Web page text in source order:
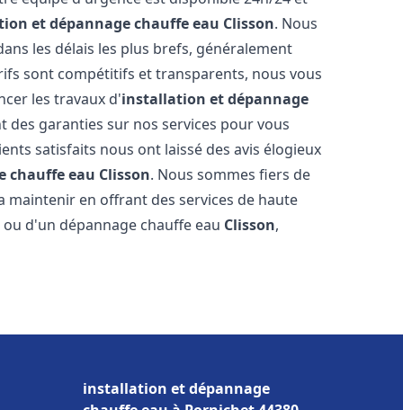
et dépannage chauffe eau Clisson. Nous
les délais les plus brefs, généralement
sont compétitifs et transparents, nous vous
les travaux d'installation et dépannage
des garanties sur nos services pour vous
satisfaits nous ont laissé des avis élogieux
chauffe eau Clisson. Nous sommes fiers de
en offrant des services de haute
d'un dépannage chauffe eau Clisson,
installation et dépannage